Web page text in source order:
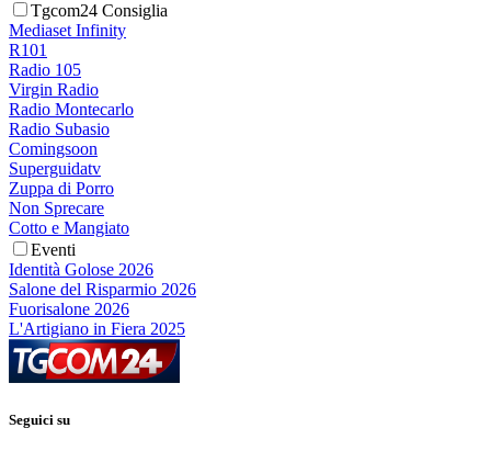
Tgcom24 Consiglia
Mediaset Infinity
R101
Radio 105
Virgin Radio
Radio Montecarlo
Radio Subasio
Comingsoon
Superguidatv
Zuppa di Porro
Non Sprecare
Cotto e Mangiato
Eventi
Identità Golose 2026
Salone del Risparmio 2026
Fuorisalone 2026
L'Artigiano in Fiera 2025
Seguici su